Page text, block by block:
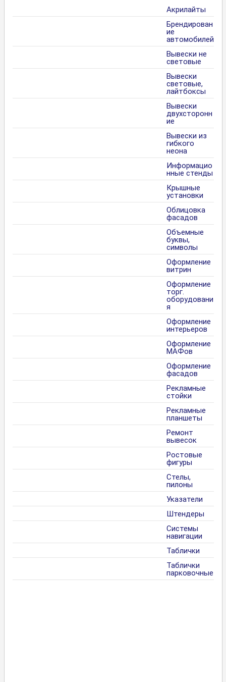
Акрилайты
Брендирован
ие
автомобилей
Вывески не
световые
Вывески
световые,
лайтбоксы
Вывески
двухсторонн
ие
Вывески из
гибкого
неона
Информацио
нные стенды
Крышные
установки
Облицовка
фасадов
Объемные
буквы,
символы
Оформление
витрин
Оформление
торг.
оборудовани
я
Оформление
интерьеров
Оформление
МАФов
Оформление
фасадов
Рекламные
стойки
Рекламные
планшеты
Ремонт
вывесок
Ростовые
фигуры
Стелы,
пилоны
Указатели
Штендеры
Системы
навигации
Таблички
Таблички
парковочные